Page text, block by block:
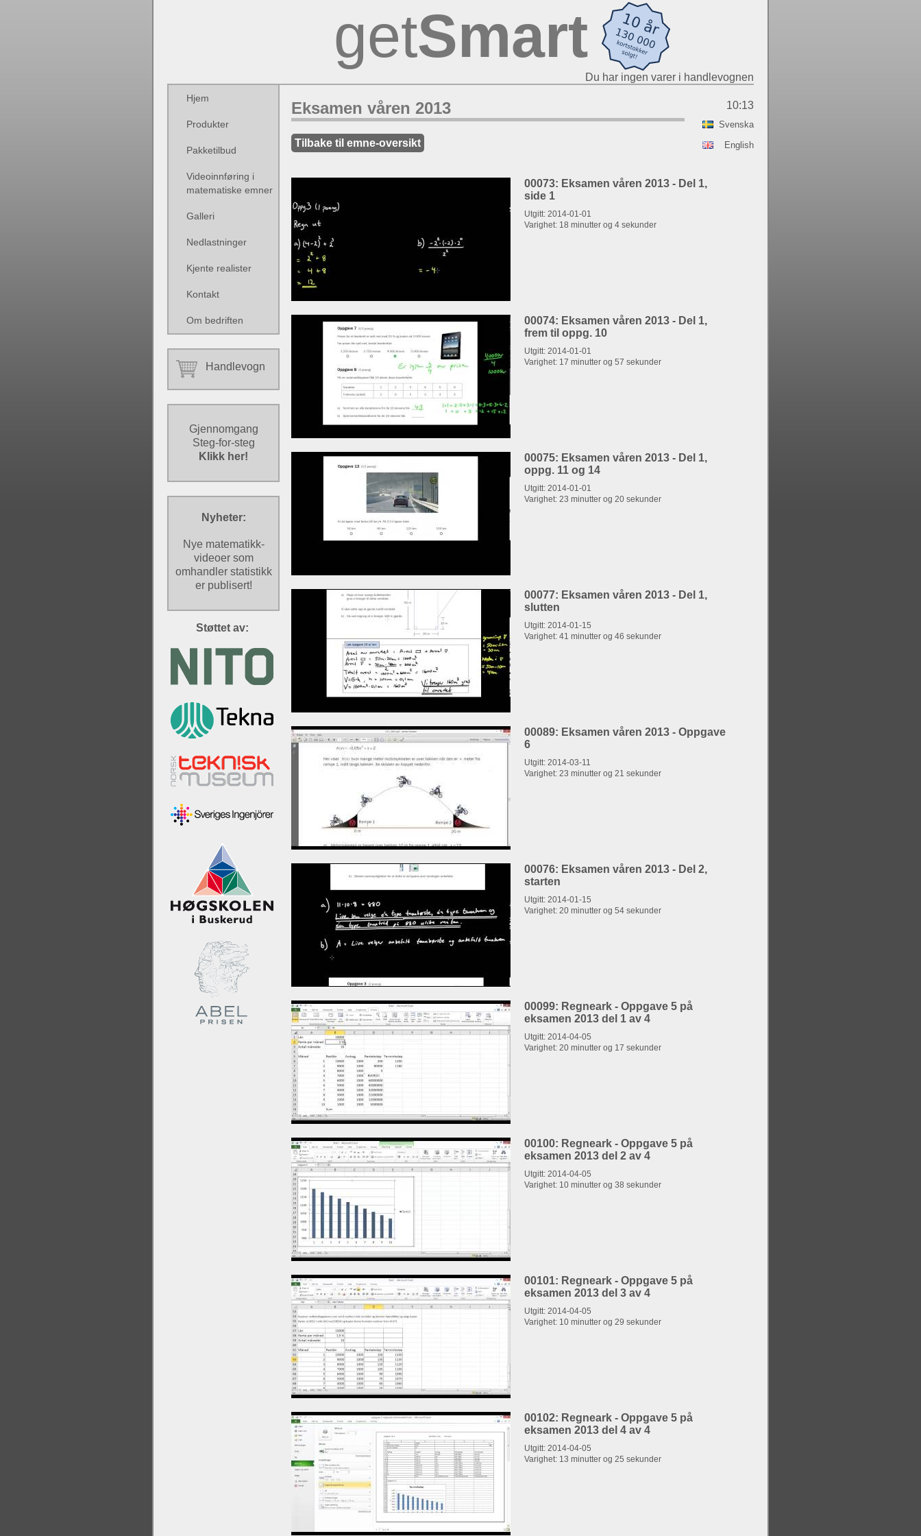
getSmart
Du har ingen varer i handlevognen
10:13
Svenska
English
Eksamen våren 2013
Tilbake til emne-oversikt
00073: Eksamen våren 2013 - Del 1,
side 1
Utgitt: 2014-01-01
Varighet: 18 minutter og 4 sekunder
00074: Eksamen våren 2013 - Del 1,
frem til oppg. 10
Utgitt: 2014-01-01
Varighet: 17 minutter og 57 sekunder
00075: Eksamen våren 2013 - Del 1,
oppg. 11 og 14
Utgitt: 2014-01-01
Varighet: 23 minutter og 20 sekunder
00077: Eksamen våren 2013 - Del 1,
slutten
Utgitt: 2014-01-15
Varighet: 41 minutter og 46 sekunder
00089: Eksamen våren 2013 - Oppgave
6
Utgitt: 2014-03-11
Varighet: 23 minutter og 21 sekunder
00076: Eksamen våren 2013 - Del 2,
starten
Utgitt: 2014-01-15
Varighet: 20 minutter og 54 sekunder
00099: Regneark - Oppgave 5 på
eksamen 2013 del 1 av 4
Utgitt: 2014-04-05
Varighet: 20 minutter og 17 sekunder
00100: Regneark - Oppgave 5 på
eksamen 2013 del 2 av 4
Utgitt: 2014-04-05
Varighet: 10 minutter og 38 sekunder
00101: Regneark - Oppgave 5 på
eksamen 2013 del 3 av 4
Utgitt: 2014-04-05
Varighet: 10 minutter og 29 sekunder
00102: Regneark - Oppgave 5 på
eksamen 2013 del 4 av 4
Utgitt: 2014-04-05
Varighet: 13 minutter og 25 sekunder
Hjem
Produkter
Pakketilbud
Videoinnføring i
matematiske emner
Galleri
Nedlastninger
Kjente realister
Kontakt
Om bedriften
Handlevogn
Gjennomgang
Steg-for-steg
Klikk her!
Nyheter:
Nye matematikk-
videoer som
omhandler statistikk
er publisert!
Støttet av: